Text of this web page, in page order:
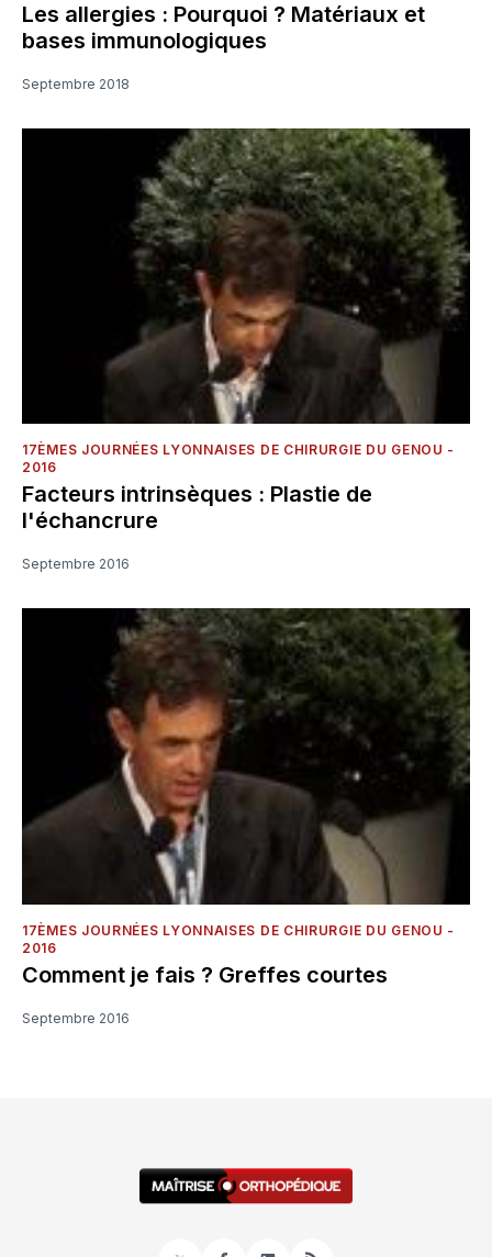
Les allergies : Pourquoi ? Matériaux et
bases immunologiques
Septembre 2018
17ÈMES JOURNÉES LYONNAISES DE CHIRURGIE DU GENOU -
2016
Facteurs intrinsèques : Plastie de
l'échancrure
Septembre 2016
17ÈMES JOURNÉES LYONNAISES DE CHIRURGIE DU GENOU -
2016
Comment je fais ? Greffes courtes
Septembre 2016